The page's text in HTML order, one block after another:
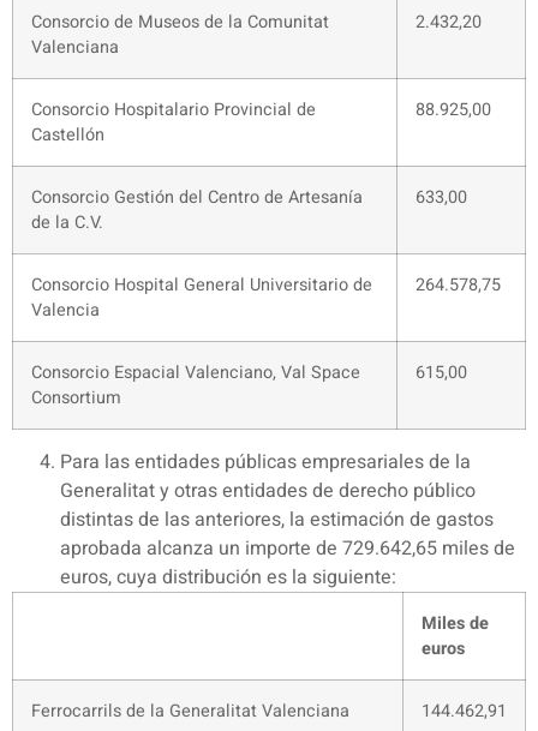
Consorcio de Museos de la Comunitat
Valenciana
2.432,20
Consorcio Hospitalario Provincial de
Castellón
88.925,00
Consorcio Gestión del Centro de Artesanía
de la C.V.
633,00
Consorcio Hospital General Universitario de
Valencia
264.578,75
Consorcio Espacial Valenciano, Val Space
Consortium
615,00
Para las entidades públicas empresariales de la
Generalitat y otras entidades de derecho público
distintas de las anteriores, la estimación de gastos
aprobada alcanza un importe de 729.642,65 miles de
euros, cuya distribución es la siguiente:
Miles de
euros
Ferrocarrils de la Generalitat Valenciana 144.462,91